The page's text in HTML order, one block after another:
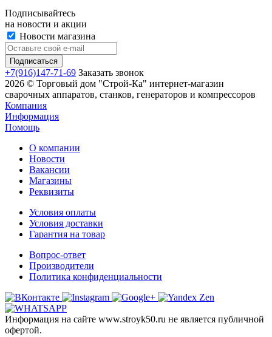
Подписывайтесь
на новости и акции
Новости магазина
+7(916)147-71-69 Заказать звонок
2026 © Торговый дом "Строй-Ка" интернет-магазин
сварочных аппаратов, станков, генераторов и компрессоров
Компания
Информация
Помощь
О компании
Новости
Вакансии
Магазины
Реквизиты
Условия оплаты
Условия доставки
Гарантия на товар
Вопрос-ответ
Производители
Политика конфиденциальности
Информация на сайте www.stroyk50.ru не является публичной
офертой.